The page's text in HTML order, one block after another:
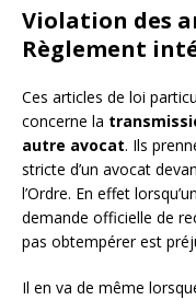
Violation des
Règlement
Ces articles de loi
concerne la
autre avocat. Ils
stricte d’un avocat
l’Ordre. En effet
demande officielle de
pas obtempérer est
Il en va de même